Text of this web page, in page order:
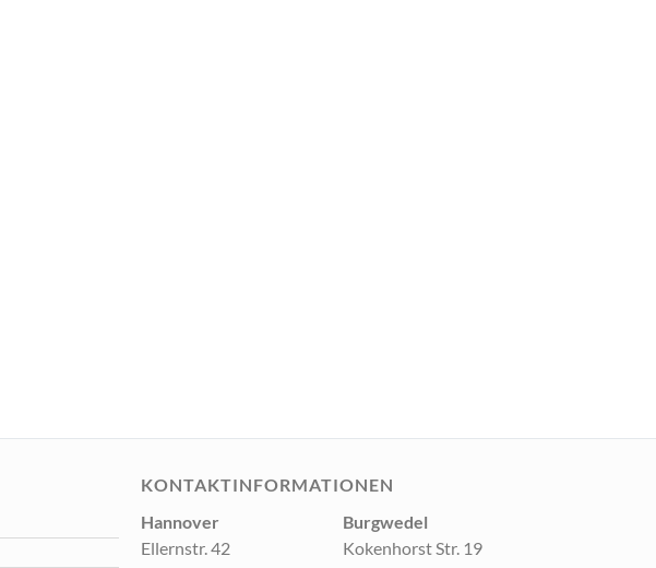
KONTAKTINFORMATIONEN
Hannover
Ellernstr. 42
Burgwedel
Kokenhorst Str. 19